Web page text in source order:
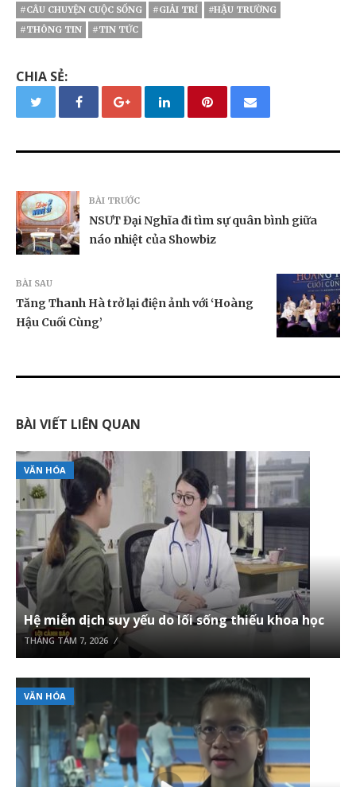
#CÂU CHUYỆN CUỘC SỐNG #GIẢI TRÍ
#HẬU TRƯỜNG
#THÔNG TIN
#TIN TỨC
CHIA SẺ:
BÀI TRƯỚC
NSƯT Đại Nghĩa đi tìm sự quân bình giữa
náo nhiệt của Showbiz
BÀI SAU
Tăng Thanh Hà trở lại điện ảnh với ‘Hoàng
Hậu Cuối Cùng’
BÀI VIẾT LIÊN QUAN
VĂN HÓA
Hệ miễn dịch suy yếu do lối sống thiếu khoa học
THÁNG TÁM 7, 2026
VĂN HÓA